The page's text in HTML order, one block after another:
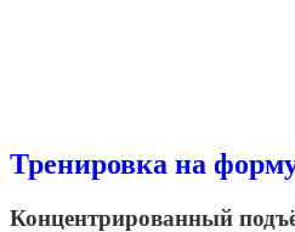
Тренировка на
Концентрированный